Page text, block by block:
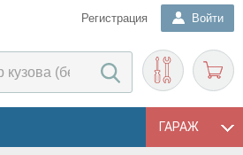
Регистрация Войти
ГАРАЖ